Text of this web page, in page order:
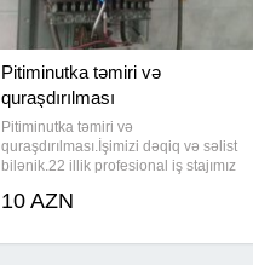
Pitiminutka təmiri və
quraşdırılması
Pitiminutka təmiri və
quraşdırılması.İşimizi dəqiq və səlist
bilənik.22 illik profesional iş stajımız
10 AZN